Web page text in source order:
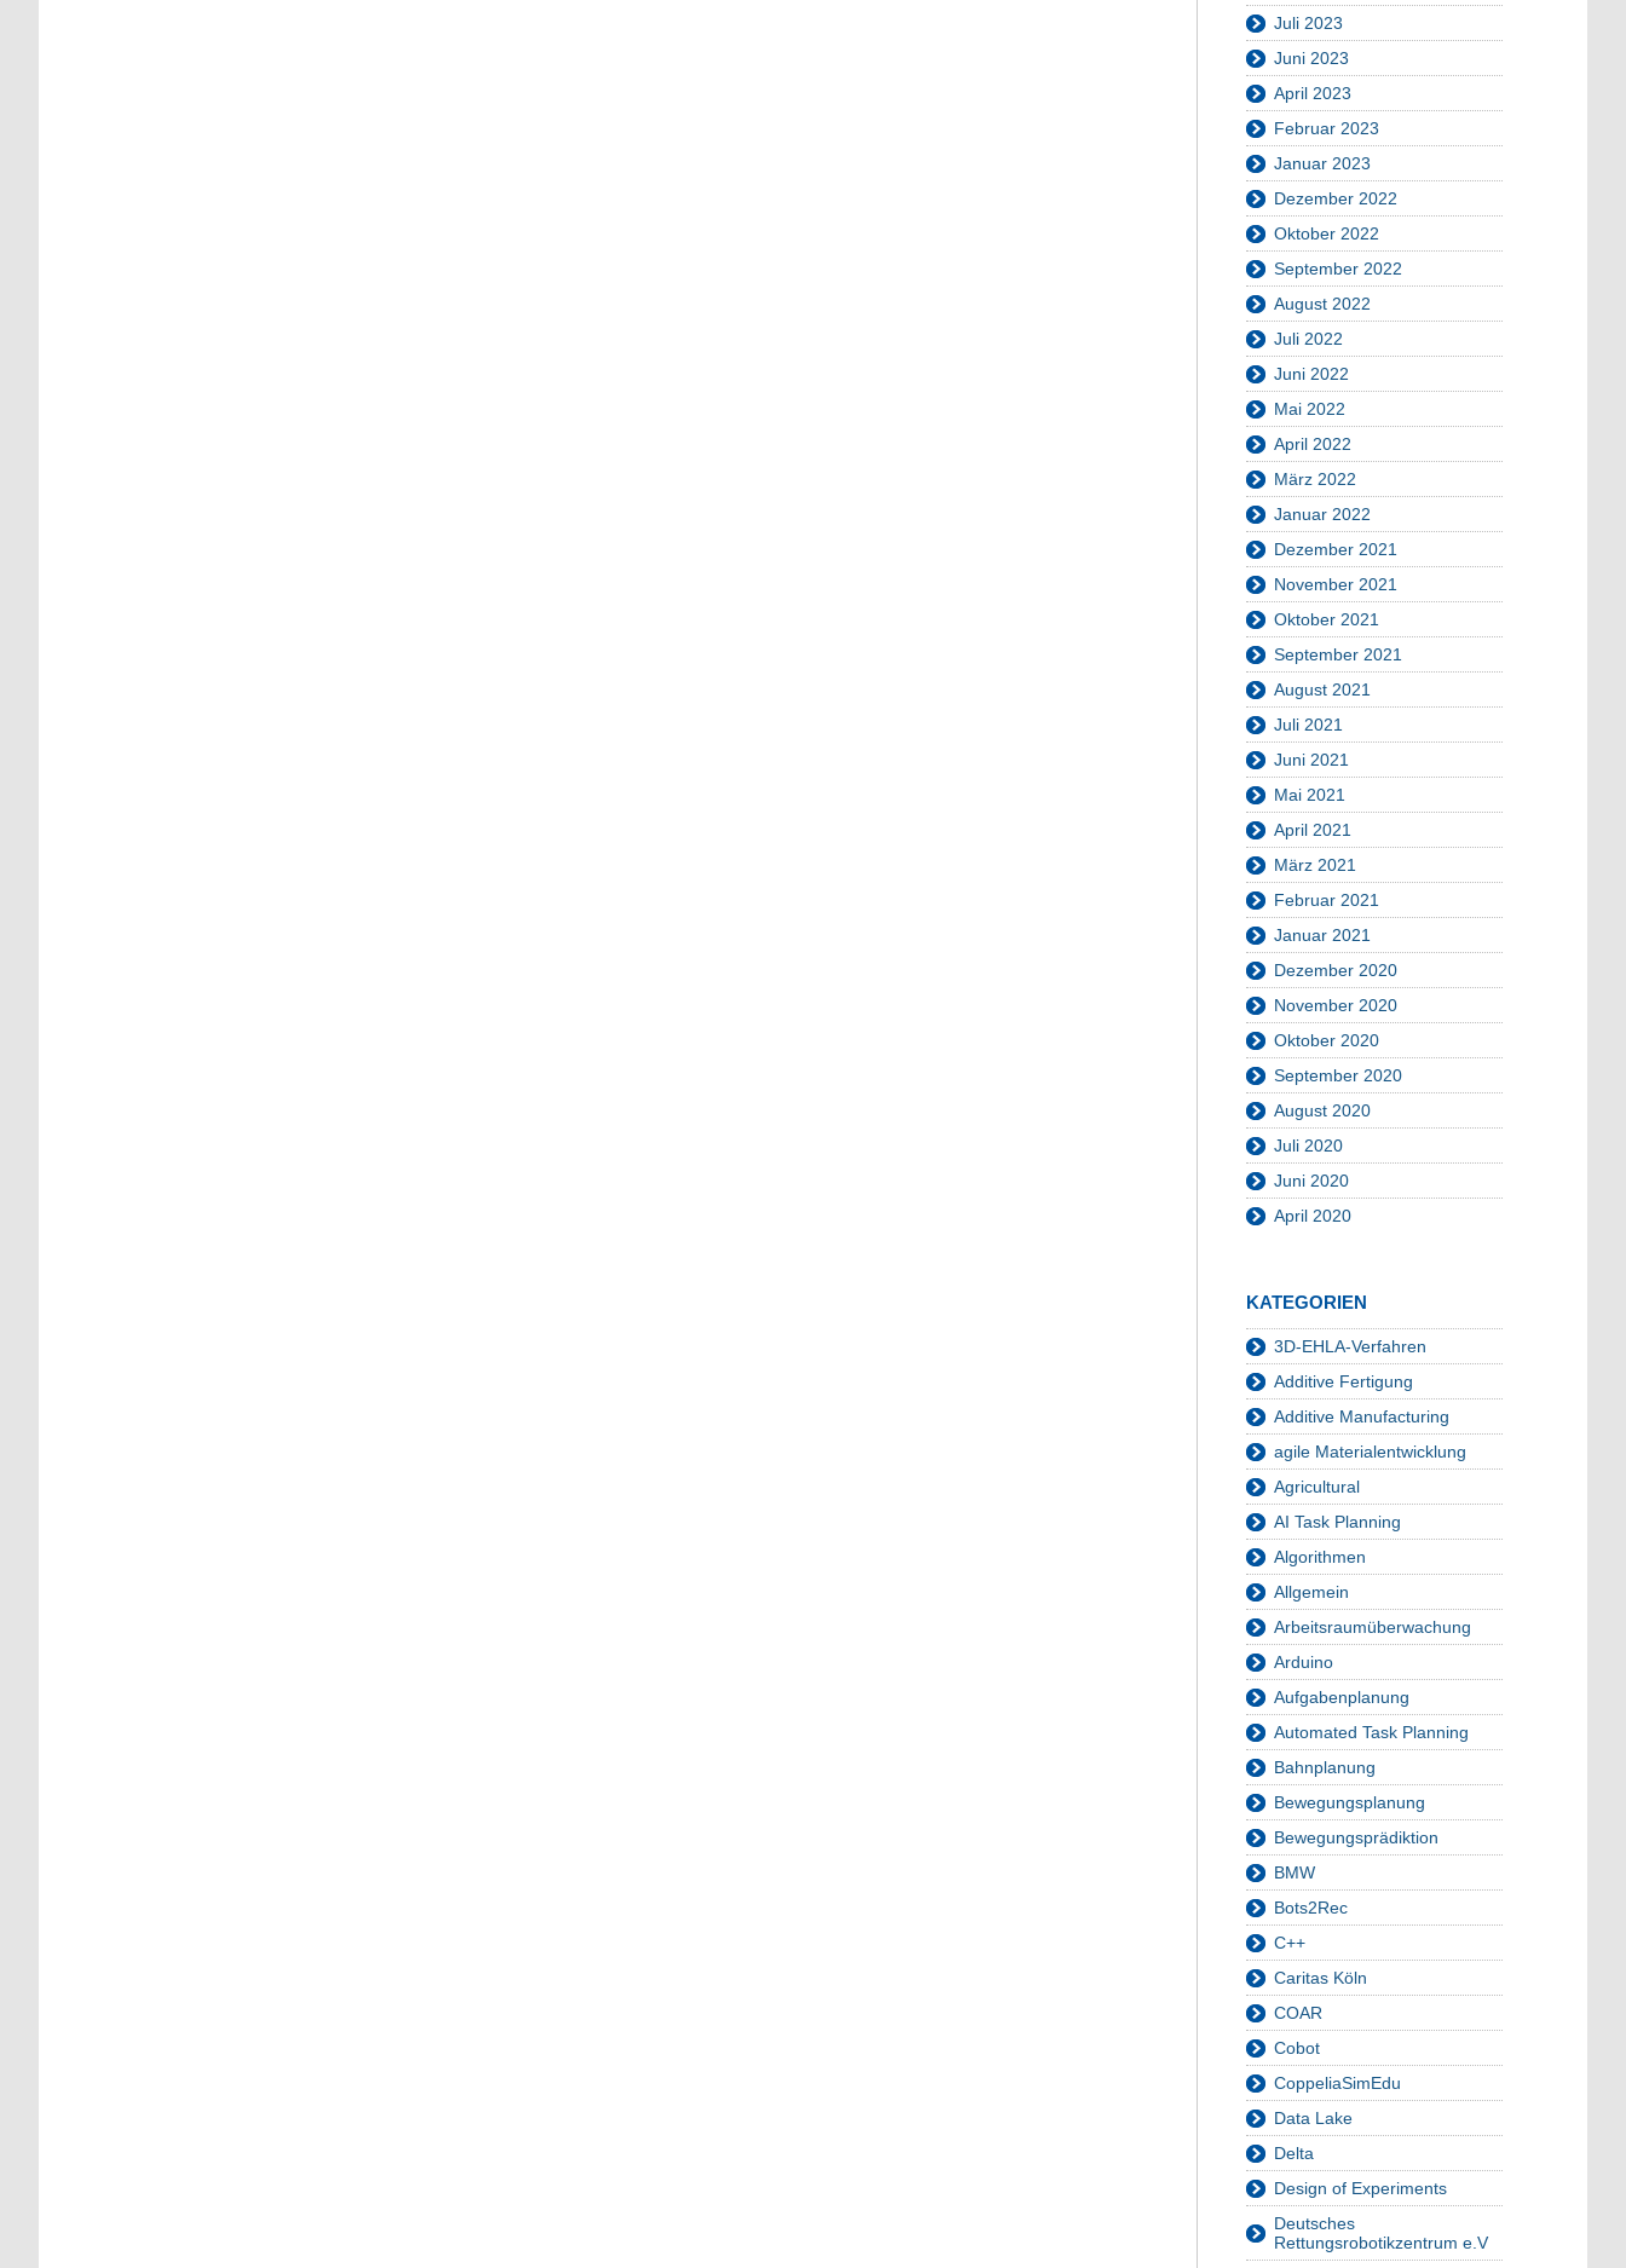
Juli 2023
Juni 2023
April 2023
Februar 2023
Januar 2023
Dezember 2022
Oktober 2022
September 2022
August 2022
Juli 2022
Juni 2022
Mai 2022
April 2022
März 2022
Januar 2022
Dezember 2021
November 2021
Oktober 2021
September 2021
August 2021
Juli 2021
Juni 2021
Mai 2021
April 2021
März 2021
Februar 2021
Januar 2021
Dezember 2020
November 2020
Oktober 2020
September 2020
August 2020
Juli 2020
Juni 2020
April 2020
KATEGORIEN
3D-EHLA-Verfahren
Additive Fertigung
Additive Manufacturing
agile Materialentwicklung
Agricultural
AI Task Planning
Algorithmen
Allgemein
Arbeitsraumüberwachung
Arduino
Aufgabenplanung
Automated Task Planning
Bahnplanung
Bewegungsplanung
Bewegungsprädiktion
BMW
Bots2Rec
C++
Caritas Köln
COAR
Cobot
CoppeliaSimEdu
Data Lake
Delta
Design of Experiments
Deutsches
Rettungsrobotikzentrum e.V